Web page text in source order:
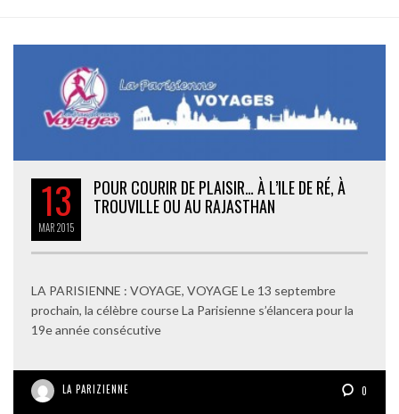
13
MAR2015
POUR COURIR DE PLAISIR… À L’ILE DE RÉ, À
TROUVILLE OU AU RAJASTHAN
LA PARISIENNE : VOYAGE, VOYAGE Le 13 septembre
prochain, la célèbre course La Parisienne s’élancera pour la
19e année consécutive
LA PARIZIENNE 0